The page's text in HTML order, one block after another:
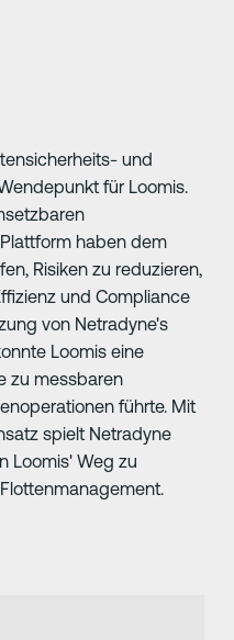
und
für Loomis.
haben dem
Risiken zu reduzieren,
und Compliance
von Netradyne's
Loomis eine
zu messbaren
führte. Mit
spielt Netradyne
Loomis' Weg zu